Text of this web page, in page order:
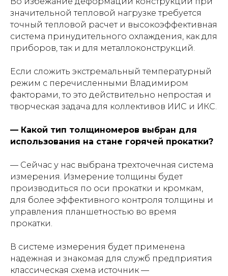
значительной тепловой нагрузке требуется
точный тепловой расчет и высокоэффективная
система принудительного охлаждения, как для
приборов, так и для металлоконструкций.
Если сложить экстремальный температурный
режим с перечисленными Владимиром
факторами, то это действительно непростая и
творческая задача для коллективов ИИС и ИКС.
— Какой тип толщиномеров выбран для
использования на стане горячей прокатки?
— Сейчас у нас выбрана трехточечная система
измерения. Измерение толщины будет
производиться по оси прокатки и кромкам,
для более эффективного контроля толщины и
управления планшетностью во время
прокатки.
В системе измерения будет применена
надежная и знакомая для служб предприятия
классическая схема источник —